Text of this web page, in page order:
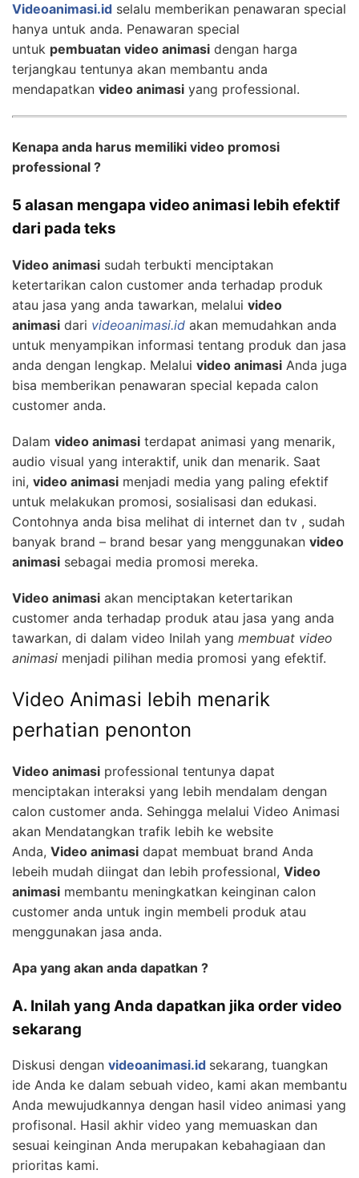
Videoanimasi.id selalu memberikan penawaran special
hanya untuk anda. Penawaran special
untuk pembuatan video animasi dengan harga
terjangkau tentunya akan membantu anda
mendapatkan video animasi yang professional.
Kenapa anda harus memiliki video promosi
professional ?
5 alasan mengapa video animasi lebih efektif
dari pada teks
Video animasi sudah terbukti menciptakan
ketertarikan calon customer anda terhadap produk
atau jasa yang anda tawarkan, melalui video
animasi dari videoanimasi.id akan memudahkan anda
untuk menyampikan informasi tentang produk dan jasa
anda dengan lengkap. Melalui video animasi Anda juga
bisa memberikan penawaran special kepada calon
customer anda.
Dalam video animasi terdapat animasi yang menarik,
audio visual yang interaktif, unik dan menarik. Saat
ini, video animasi menjadi media yang paling efektif
untuk melakukan promosi, sosialisasi dan edukasi.
Contohnya anda bisa melihat di internet dan tv , sudah
banyak brand – brand besar yang menggunakan video
animasi sebagai media promosi mereka.
Video animasi akan menciptakan ketertarikan
customer anda terhadap produk atau jasa yang anda
tawarkan, di dalam video Inilah yang membuat video
animasi menjadi pilihan media promosi yang efektif.
Video Animasi lebih menarik
perhatian penonton
Video animasi professional tentunya dapat
menciptakan interaksi yang lebih mendalam dengan
calon customer anda. Sehingga melalui Video Animasi
akan Mendatangkan trafik lebih ke website
Anda, Video animasi dapat membuat brand Anda
lebeih mudah diingat dan lebih professional, Video
animasi membantu meningkatkan keinginan calon
customer anda untuk ingin membeli produk atau
menggunakan jasa anda.
Apa yang akan anda dapatkan ?
A. Inilah yang Anda dapatkan jika order video
sekarang
Diskusi dengan videoanimasi.id sekarang, tuangkan
ide Anda ke dalam sebuah video, kami akan membantu
Anda mewujudkannya dengan hasil video animasi yang
profisonal. Hasil akhir video yang memuaskan dan
sesuai keinginan Anda merupakan kebahagiaan dan
prioritas kami.